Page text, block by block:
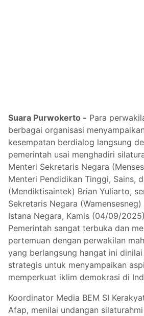
Suara Purwokerto - Para
berbagai organisasi
kesempatan berdialog langsung
pemerintah usai menghadiri
Menteri Sekretaris Negara
Menteri Pendidikan Tinggi, Sains,
(Mendiktisaintek) Brian Yuliarto,
Sekretaris Negara
Istana Negara, Kamis (04/09/
Pemerintah sangat terbuka dan
pertemuan dengan perwakilan
yang berlangsung hangat ini
strategis untuk menyampaikan
memperkuat iklim demokrasi di
Koordinator Media BEM SI
Afap, menilai undangan